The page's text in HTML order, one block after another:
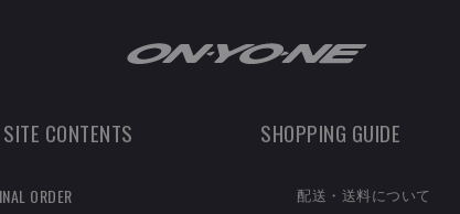
CONTENTS
ORDER
SHOPPING GUIDE
配送・送料について